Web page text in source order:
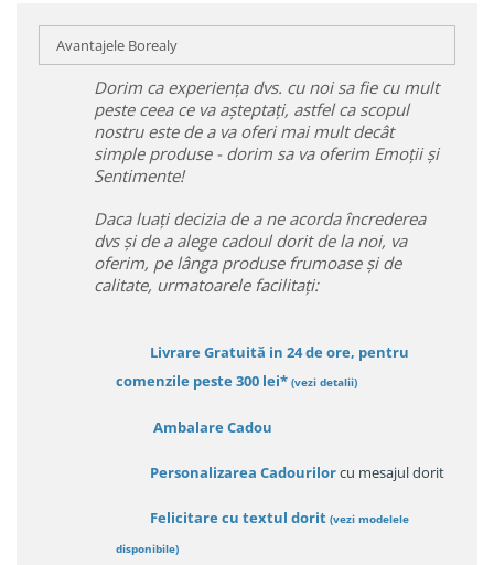
Avantajele Borealy
Dorim ca experiența dvs. cu noi sa fie cu mult
peste ceea ce va așteptați, astfel ca scopul
nostru este de a va oferi mai mult decât
simple produse - dorim sa va oferim Emoții și
Sentimente!
Daca luați decizia de a ne acorda încrederea
dvs și de a alege cadoul dorit de la noi, va
oferim, pe lânga produse frumoase și de
calitate, urmatoarele facilitați:
Livrare Gratuită in 24 de ore, pentru
comenzile peste 300 lei* (vezi detalii)
Ambalare Cadou
Personalizarea Cadourilorcu mesajul dorit
Felicitare cu textul dorit (vezi modelele
disponibile)